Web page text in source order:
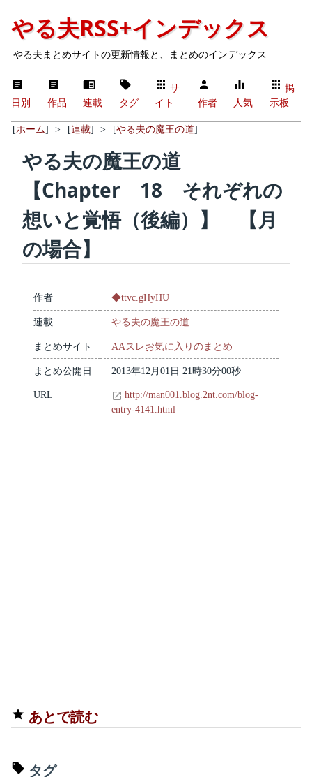
やる夫RSS+インデックス
やる夫まとめサイトの更新情報と、まとめのインデックス
日別 作品 連載 タグ
サ
イト
作者 人気
掲
示板
[ホーム] > [連載] > [やる夫の魔王の道]
やる夫の魔王の道
【Chapter 18 それぞれの
想いと覚悟（後編）】 【月
の場合】
作者 ◆ttvc.gHyHU
連載 やる夫の魔王の道
まとめサイト AAスレお気に入りのまとめ
まとめ公開日 2013年12月01日 21時30分00秒
URL
http://man001.blog.2nt.com/blog-
entry-4141.html
あとで読む
タグ